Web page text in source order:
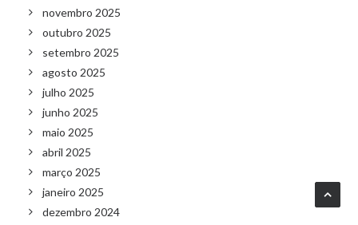
novembro 2025
outubro 2025
setembro 2025
agosto 2025
julho 2025
junho 2025
maio 2025
abril 2025
março 2025
janeiro 2025
dezembro 2024